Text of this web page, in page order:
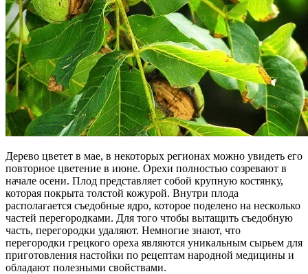
Дерево цветет в мае, в некоторых регионах можно увидеть его
повторное цветение в июне. Орехи полностью созревают в
начале осени. Плод представляет собой крупную костянку,
которая покрыта толстой кожурой. Внутри плода
располагается съедобные ядро, которое поделено на несколько
частей перегородками. Для того чтобы вытащить съедобную
часть, перегородки удаляют. Немногие знают, что
перегородки грецкого ореха являются уникальным сырьем для
приготовления настойки по рецептам народной медицины и
обладают полезными свойствами.